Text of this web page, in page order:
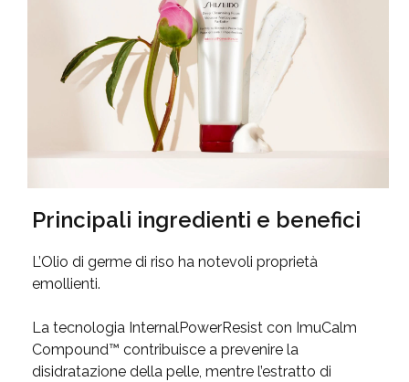
Principali ingredienti e benefici
L’Olio di germe di riso ha notevoli proprietà
emollienti.
La tecnologia InternalPowerResist con ImuCalm
Compound™ contribuisce a prevenire la
disidratazione della pelle, mentre l’estratto di